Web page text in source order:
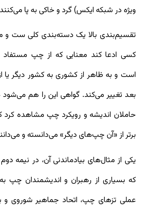
ویژه در شبکه ایکس) گرد و خاکی به پا
تقسیم‌بندی بالا یک دسته‌بندی کلی ست و
کسی ادعا کند معنایی که از چپ مستفاد
است و به ظاهر از کشوری به کشور دیگر
بعد تغییر می‌کند. گواهی این را هم می‌شود
حاملان اندیشه و رویکرد چپ مشاهده
برتر از «آن چپ‌های دیگر» می‌دانسته و
یکی از مثال‌های بیادماندنی آن، در نیمه
که بسیاری از رهبران و اندیشمندان چپ به
عملی تزهای چپ، اتحاد جماهیر شوروی و